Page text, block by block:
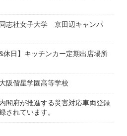
同志社女子大学 京田辺キャンパ
休日】キッチンカー定期出店場所
阪偕星学園高等学校
閣府が推進する災害対応車両登録
されています。